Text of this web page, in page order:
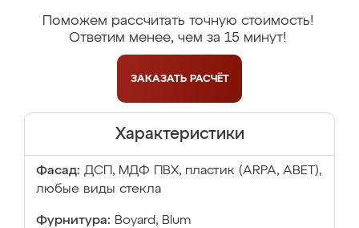
Поможем рассчитать точную стоимость!
Ответим менее, чем за 15 минут!
ЗАКАЗАТЬ РАСЧЁТ
Характеристики
Фасад: ДСП, МДФ ПВХ, пластик (ARPA, ABET),
любые виды стекла
Фурнитура: Boyard, Blum